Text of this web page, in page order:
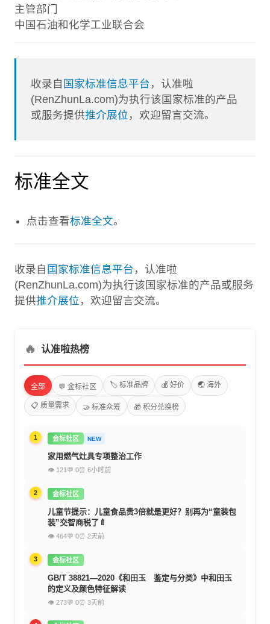
主管部门
中国石油和化学工业联合会
收录自 国家标准信息平台 ，认准啦
(RenZhunLa.com)为执行该国家标准的产品
或服务提供推介展位 ，欢迎留言交流。
标准全文
点击查看标准全文。
收录自 国家标准信息平台 ，认准啦
(RenZhunLa.com)为执行该国家标准的产品或服务
提供推介展位 ，欢迎留言交流。
🔥 认准啦热榜
全部 💬 金标社区 🏷️ 标准品牌 💰 好价 🌏 海外
📋 质量需求 🤝 标准众筹 🎁 积分兑换榜
1 金标社区 NEW
家用燃气灶具专项整治工作
👁 121 💬 0⏰ 6小时前
2 金标社区
儿童节提示：儿童食品贵3倍就是更好？别再为“童装包
装”交智商税了🍼
👁 464💬 0⏰ 2天前
3 金标社区
GB/T 38821—2020《和田玉 鉴定与分类》中和田玉
的定义及颜色特征解读
👁 273💬 0⏰ 3天前